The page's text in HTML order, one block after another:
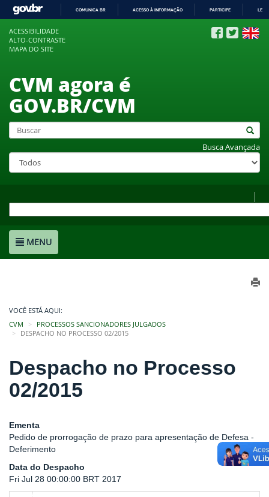
COMUNICA BR ACESSO À INFORMAÇÃO PARTICIPE
ACESSIBILIDADE
ALTO-CONTRASTE
MAPA DO SITE
CVM agora é
GOV.BR/CVM
Busca Avançada
MENU
VOCÊ ESTÁ AQUI:
CVM
PROCESSOS SANCIONADORES JULGADOS
DESPACHO NO PROCESSO 02/2015
Despacho no Processo
02/2015
Ementa
Pedido de prorrogação de prazo para apresentação de Defesa -
Deferimento
Data do Despacho
Fri Jul 28 00:00:00 BRT 2017